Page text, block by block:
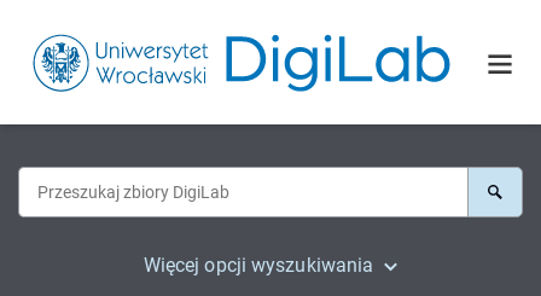
Więcej opcji wyszukiwania